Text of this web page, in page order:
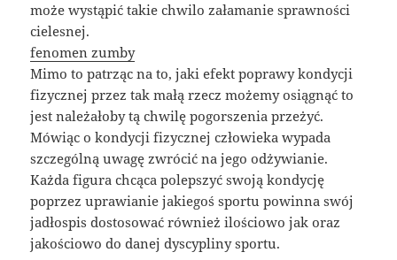
może wystąpić takie chwilo załamanie sprawności
cielesnej.
fenomen zumby
Mimo to patrząc na to, jaki efekt poprawy kondycji
fizycznej przez tak małą rzecz możemy osiągnąć to
jest należałoby tą chwilę pogorszenia przeżyć.
Mówiąc o kondycji fizycznej człowieka wypada
szczególną uwagę zwrócić na jego odżywianie.
Każda figura chcąca polepszyć swoją kondycję
poprzez uprawianie jakiegoś sportu powinna swój
jadłospis dostosować również ilościowo jak oraz
jakościowo do danej dyscypliny sportu.